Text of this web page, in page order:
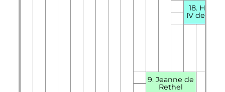
18.
IV de
9. Jeanne de
Rethel